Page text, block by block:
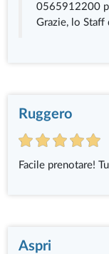
0565912200
Grazie, lo Staff
Ruggero
Facile prenotare!
Aspri